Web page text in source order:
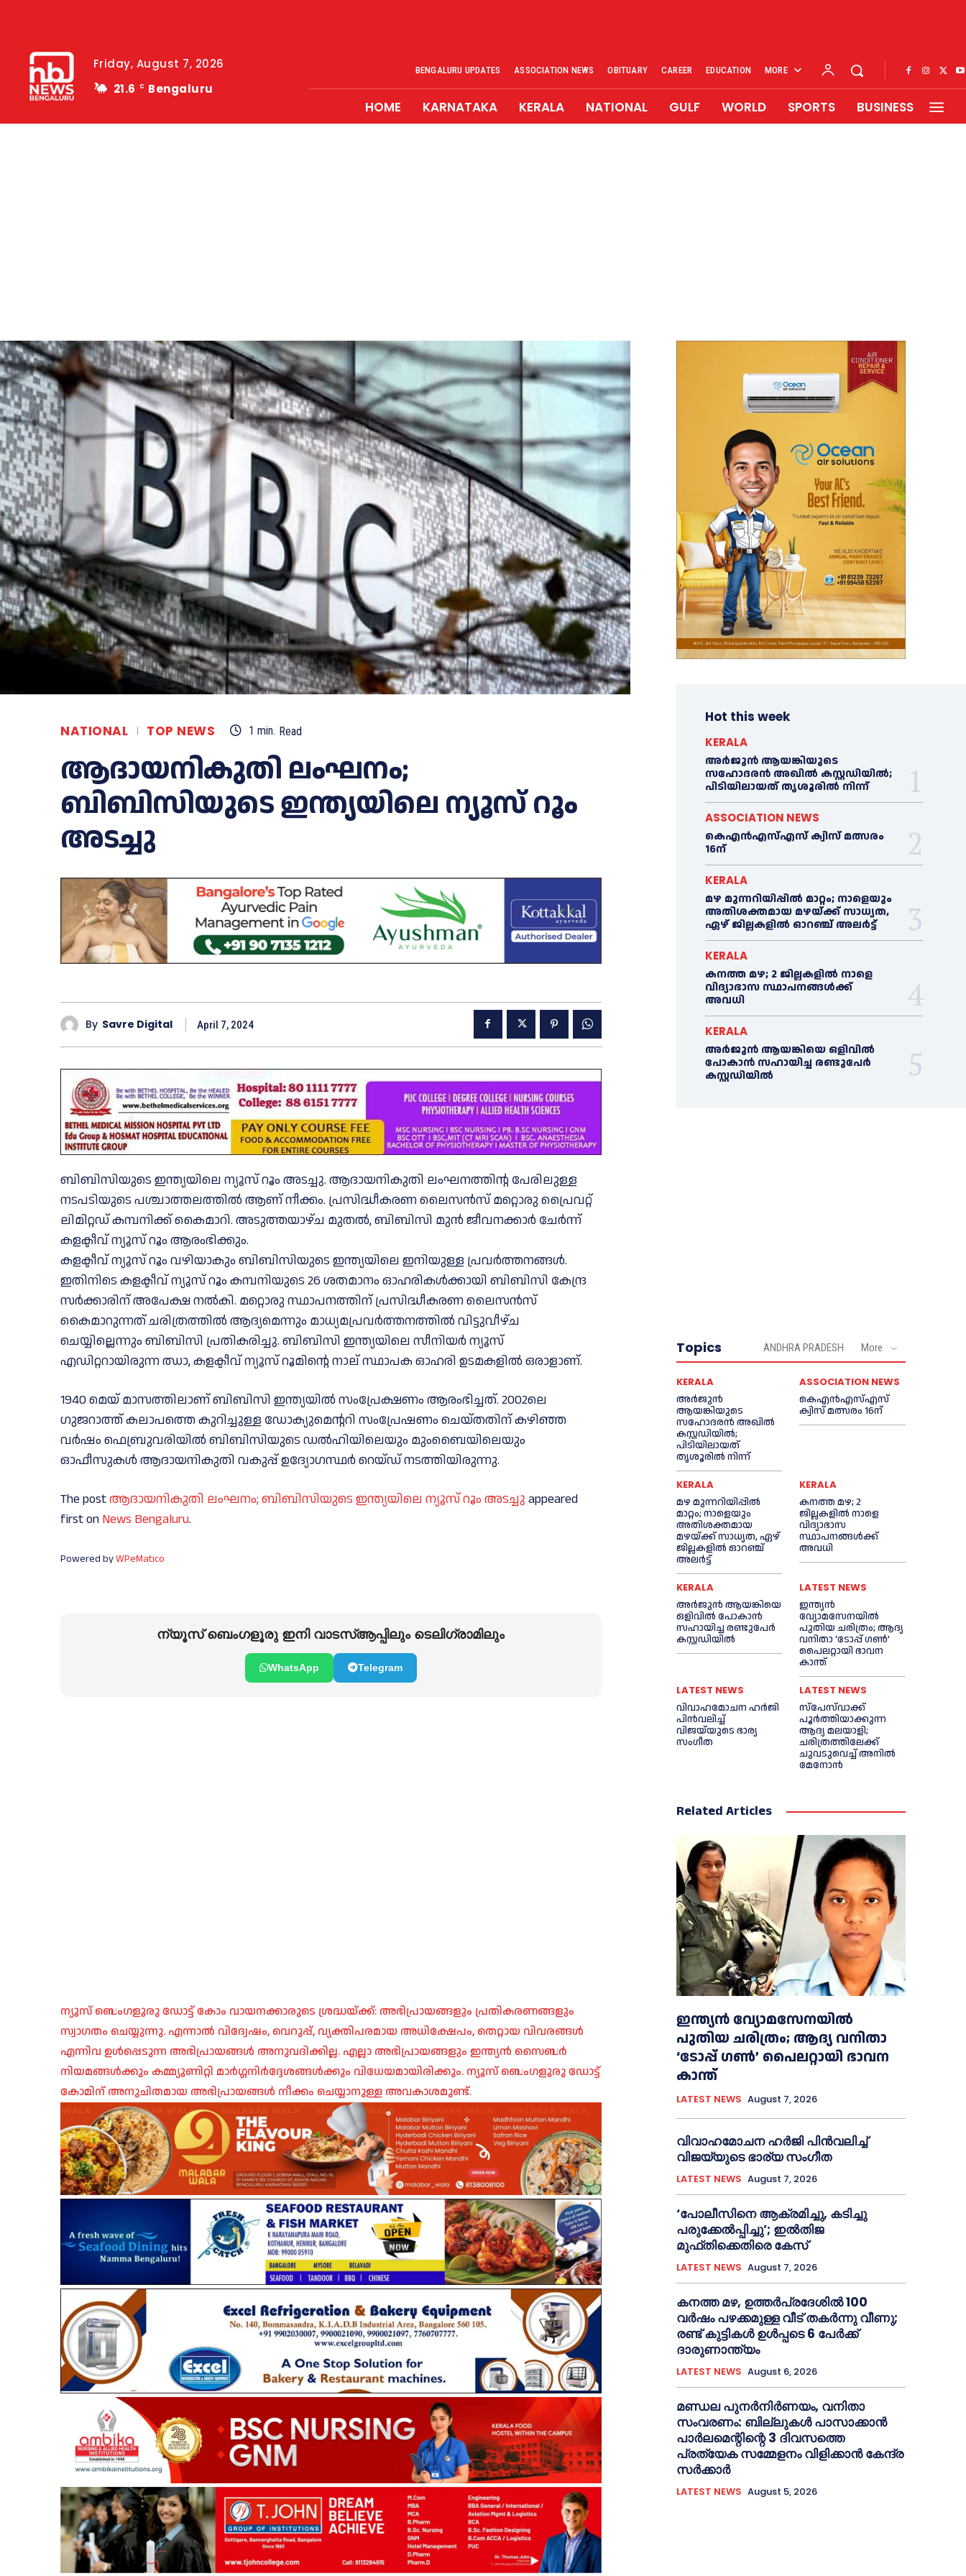
Friday, August 7, 2026
21.6
C Bengaluru
BENGALURU UPDATES ASSOCIATION NEWS OBITUARY CAREER EDUCATION MORE
HOME KARNATAKA KERALA NATIONAL GULF WORLD SPORTS BUSINESS
NATIONAL TOP NEWS 1 min. Read
ആദായനികുതി ലംഘനം;
ബിബിസിയുടെ ഇന്ത്യയിലെ ന്യൂസ് റൂം
അടച്ചു
By Savre Digital April 7, 2024
ബിബിസിയുടെ ഇന്ത്യയിലെ ന്യൂസ് റൂം അടച്ചു. ആദായനികുതി ലംഘനത്തിന്റ പേരിലുള്ള
നടപടിയുടെ പശ്ചാത്തലത്തിൽ ആണ് നീക്കം. പ്രസിദ്ധീകരണ ലൈസൻസ് മറ്റൊരു പ്രൈവറ്റ്
ലിമിറ്റഡ് കമ്പനിക്ക് കൈമാറി. അടുത്തയാഴ്ച മുതൽ, ബിബിസി മുൻ ജീവനക്കാർ ചേർന്ന്
കളക്ടീവ് ന്യൂസ് റൂം ആരംഭിക്കും.
കളക്ടീവ് ന്യൂസ് റൂം വഴിയാകും ബിബിസിയുടെ ഇന്ത്യയിലെ ഇനിയുള്ള പ്രവർത്തനങ്ങൾ.
ഇതിനിടെ കളക്ടീവ് ന്യൂസ് റൂം കമ്പനിയുടെ 26 ശതമാനം ഓഹരികൾക്കായി ബിബിസി കേന്ദ്ര
സർക്കാരിന് അപേക്ഷ നൽകി. മറ്റൊരു സ്ഥാപനത്തിന് പ്രസിദ്ധീകരണ ലൈസൻസ്
കൈമാറുന്നത് ചരിത്രത്തിൽ ആദ്യമെന്നും മാധ്യമപ്രവർത്തനത്തിൽ വിട്ടുവീഴ്ച
ചെയ്യില്ലെന്നും ബിബിസി പ്രതികരിച്ചു. ബിബിസി ഇന്ത്യയിലെ സീനിയര്‍ ന്യൂസ്
എഡിറ്ററായിരുന്ന ഝാ, കളക്ടീവ് ന്യൂസ് റൂമിന്റെ നാല് സ്ഥാപക ഓഹരി ഉടമകളില്‍ ഒരാളാണ്.
1940 മെയ് മാസത്തിലാണ് ബിബിസി ഇന്ത്യയില്‍ സംപ്രേക്ഷണം ആരംഭിച്ചത്. 2002ലെ
ഗുജറാത്ത് കലാപത്തെ കുറിച്ചുള്ള ഡോക്യുമെന്ററി സംപ്രേഷണം ചെയ്തതിന് കഴിഞ്ഞ
വര്‍ഷം ഫെബ്രുവരിയില്‍ ബിബിസിയുടെ ഡല്‍ഹിയിലെയും മുംബൈയിലെയും
ഓഫീസുകള്‍ ആദായനികുതി വകുപ്പ് ഉദ്യോഗസ്ഥര്‍ റെയ്ഡ് നടത്തിയിരുന്നു.
The postആദായനികുതി ലംഘനം; ബിബിസിയുടെ ഇന്ത്യയിലെ ന്യൂസ് റൂം അടച്ചു appeared
first on News Bengaluru.
Powered byWPeMatico
ന്യൂസ് ബെംഗളൂരു ഇനി വാടസ്ആപ്പിലും ടെലിഗ്രാമിലും
WhatsApp Telegram
ന്യൂസ് ബെംഗളൂരു ഡോട്ട് കോം വായനക്കാരുടെ ശ്രദ്ധയ്ക്ക്: അഭിപ്രായങ്ങളും പ്രതികരണങ്ങളും
സ്വാഗതം ചെയ്യുന്നു. എന്നാൽ വിദ്വേഷം, വെറുപ്പ്, വ്യക്തിപരമായ അധിക്ഷേപം, തെറ്റായ വിവരങ്ങൾ
എന്നിവ ഉൾപ്പെടുന്ന അഭിപ്രായങ്ങൾ അനുവദിക്കില്ല. എല്ലാ അഭിപ്രായങ്ങളും ഇന്ത്യൻ സൈബർ
നിയമങ്ങൾക്കും കമ്മ്യൂണിറ്റി മാർഗ്ഗനിർദ്ദേശങ്ങൾക്കും വിധേയമായിരിക്കും. ന്യൂസ് ബെംഗളൂരു ഡോട്ട്
കോമിന് അനുചിതമായ അഭിപ്രായങ്ങൾ നീക്കം ചെയ്യാനുള്ള അവകാശമുണ്ട്.
Hot this week
KERALA
അര്‍ജുന്‍ ആയങ്കിയുടെ
സഹോദരന്‍ അഖില്‍ കസ്റ്റഡിയില്‍;
പിടിയിലായത് തൃശൂരില്‍ നിന്ന്
ASSOCIATION NEWS
കെഎൻഎസ്എസ് ക്വിസ് മത്സരം
16ന്
KERALA
മഴ മുന്നറിയിപ്പിൽ മാറ്റം; നാളെയും
അതിശക്തമായ മഴയ്ക്ക് സാധ്യത,
ഏഴ് ജില്ലകളിൽ ഓറഞ്ച് അലർട്ട്
KERALA
കനത്ത മഴ; 2 ജില്ലകളില്‍ നാളെ
വിദ്യാഭാസ സ്ഥാപനങ്ങള്‍ക്ക്
അവധി
KERALA
അര്‍ജുന്‍ ആയങ്കിയെ ഒളിവില്‍
പോകാന്‍ സഹായിച്ച രണ്ടുപേര്‍
കസ്റ്റഡിയില്‍
Topics ANDHRA PRADESH More
KERALA
അര്‍ജുന്‍
ആയങ്കിയുടെ
സഹോദരന്‍ അഖില്‍
കസ്റ്റഡിയില്‍;
പിടിയിലായത്
തൃശൂരില്‍ നിന്ന്
ASSOCIATION NEWS
കെഎൻഎസ്എസ്
ക്വിസ് മത്സരം 16ന്
KERALA
മഴ മുന്നറിയിപ്പിൽ
മാറ്റം; നാളെയും
അതിശക്തമായ
മഴയ്ക്ക് സാധ്യത, ഏഴ്
ജില്ലകളിൽ ഓറഞ്ച്
അലർട്ട്
KERALA
കനത്ത മഴ; 2
ജില്ലകളില്‍ നാളെ
വിദ്യാഭാസ
സ്ഥാപനങ്ങള്‍ക്ക്
അവധി
KERALA
അര്‍ജുന്‍ ആയങ്കിയെ
ഒളിവില്‍ പോകാന്‍
സഹായിച്ച രണ്ടുപേര്‍
കസ്റ്റഡിയില്‍
LATEST NEWS
ഇന്ത്യൻ
വ്യോമസേനയില്‍
പുതിയ ചരിത്രം; ആദ്യ
വനിതാ ‘ടോപ്പ് ഗണ്‍’
പൈലറ്റായി ഭാവന
കാന്ത്
LATEST NEWS
വിവാഹമോചന ഹര്‍ജി
പിൻവലിച്ച്‌
വിജയ്‌യുടെ ഭാര്യ
സംഗീത
LATEST NEWS
സ്‌പേസ്‌വാക്ക്
പൂര്‍ത്തിയാക്കുന്ന
ആദ്യ മലയാളി;
ചരിത്രത്തിലേക്ക്
ചുവടുവെച്ച്‌ അനില്‍
മേനോൻ
Related Articles
ഇന്ത്യൻ വ്യോമസേനയില്‍
പുതിയ ചരിത്രം; ആദ്യ വനിതാ
‘ടോപ്പ് ഗണ്‍’ പൈലറ്റായി ഭാവന
കാന്ത്
LATEST NEWS August 7, 2026
വിവാഹമോചന ഹര്‍ജി പിൻവലിച്ച്‌
വിജയ്‌യുടെ ഭാര്യ സംഗീത
LATEST NEWS August 7, 2026
‘പോലീസിനെ ആക്രമിച്ചു, കടിച്ചു
പരുക്കേല്‍പ്പിച്ചു’; ഇല്‍തിജ
മുഫ്തിക്കെതിരെ കേസ്
LATEST NEWS August 7, 2026
കനത്ത മഴ, ഉത്തര്‍പ്രദേശില്‍ 100
വർഷം പഴക്കമുള്ള വീട് തകർന്നു വീണു;
രണ്ട് കുട്ടികള്‍ ഉള്‍പ്പടെ 6 പേര്‍ക്ക്
ദാരുണാന്ത്യം
LATEST NEWS August 6, 2026
മണ്ഡല പുനര്‍നിര്‍ണയം, വനിതാ
സംവരണം: ബില്ലുകള്‍ പാസാക്കാൻ
പാര്‍ലമെന്റിന്റെ 3 ദിവസത്തെ
പ്രത്യേക സമ്മേളനം വിളിക്കാൻ കേന്ദ്ര
സര്‍ക്കാര്‍
LATEST NEWS August 5, 2026